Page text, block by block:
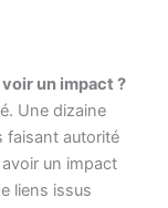
un impact ?
Une dizaine
faisant autorité
un impact
liens issus